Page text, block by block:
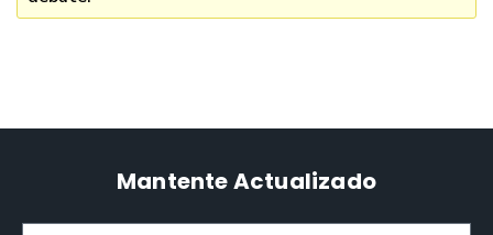
Mantente Actualizado